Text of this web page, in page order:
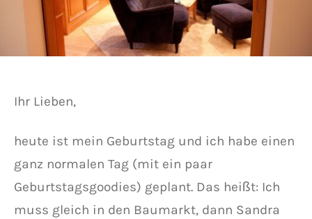
Ihr Lieben,
heute ist mein Geburtstag und ich habe einen
ganz normalen Tag (mit ein paar
Geburtstagsgoodies) geplant. Das heißt: Ich
muss gleich in den Baumarkt, dann Sandra